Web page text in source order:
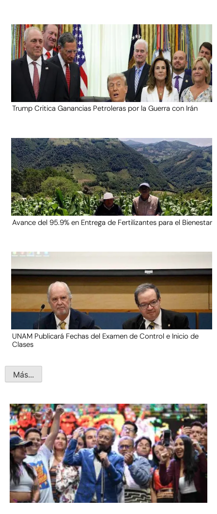
Trump Critica Ganancias Petroleras por la Guerra con Irán
Avance del 95.9% en Entrega de Fertilizantes para el Bienestar
UNAM Publicará Fechas del Examen de Control e Inicio de
Clases
Más...